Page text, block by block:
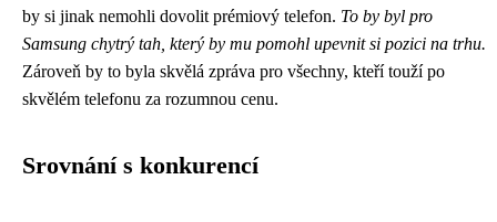
by si jinak nemohli dovolit prémiový telefon. To by byl pro
Samsung chytrý tah, který by mu pomohl upevnit si pozici na trhu.
Zároveň by to byla skvělá zpráva pro všechny, kteří touží po
skvělém telefonu za rozumnou cenu.
Srovnání s konkurencí